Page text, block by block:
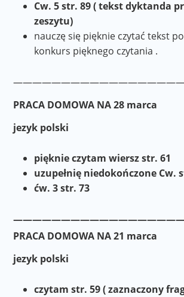
Cw. 5 str. 89 ( tekst dyktanda
zeszytu)
nauczę się pięknie czytać tekst
konkurs pięknego czytania .
PRACA DOMOWA NA 28 marca
jezyk polski
pięknie czytam wiersz str. 61
uzupełnię niedokończone Cw.
ćw. 3 str. 73
PRACA DOMOWA NA 21 marca
jezyk polski
czytam str. 59 ( zaznaczony